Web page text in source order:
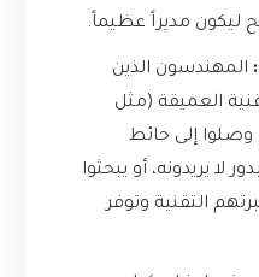
مديراً عظيماً.
المهندسون الذين
العميقة (مثل
إلى حائط
لا يريدونه، أو يبحثوا
التقنية وتوفر